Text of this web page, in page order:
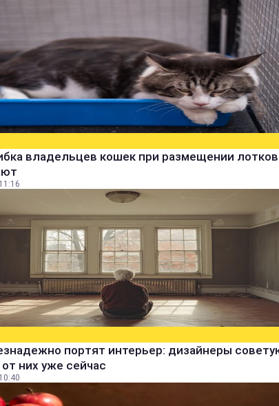
владельцев кошек при размещении
портят интерьер: дизайнеры
них уже сейчас